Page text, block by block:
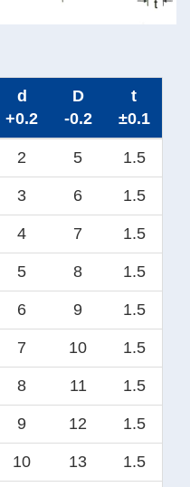
d
+0.2
D
-0.2
t
±0.1
2 5 1.5
3 6 1.5
4 7 1.5
5 8 1.5
6 9 1.5
7 10 1.5
8 11 1.5
9 12 1.5
10 13 1.5